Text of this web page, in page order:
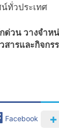
ทั่วประเทศ
ด่วน วางจำห
ารและกิจกร
Facebook